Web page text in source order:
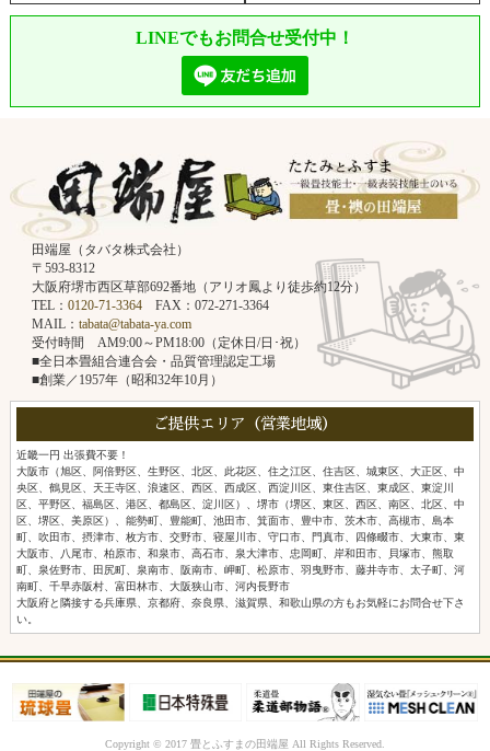
LINEでもお問合せ受付中！
田端屋（タバタ株式会社）
〒593-8312
大阪府堺市西区草部692番地（アリオ鳳より徒歩約12分）
TEL： 0120-71-3364FAX：072-271-3364
MAIL： tabata@tabata-ya.com
受付時間 AM9:00～PM18:00（定休日/日･祝）
■全日本畳組合連合会・品質管理認定工場
■創業／1957年（昭和32年10月）
ご提供エリア（営業地域）
近畿一円 出張費不要！
大阪市（旭区、阿倍野区、生野区、北区、此花区、住之江区、住吉区、城東区、大正区、中
央区、鶴見区、天王寺区、浪速区、西区、西成区、西淀川区、東住吉区、東成区、東淀川
区、平野区、福島区、港区、都島区、淀川区）、堺市（堺区、東区、西区、南区、北区、中
区、堺区、美原区）、能勢町、豊能町、池田市、箕面市、豊中市、茨木市、高槻市、島本
町、吹田市、摂津市、枚方市、交野市、寝屋川市、守口市、門真市、四條畷市、大東市、東
大阪市、八尾市、柏原市、和泉市、高石市、泉大津市、忠岡町、岸和田市、貝塚市、熊取
町、泉佐野市、田尻町、泉南市、阪南市、岬町、松原市、羽曳野市、藤井寺市、太子町、河
南町、千早赤阪村、富田林市、大阪狭山市、河内長野市
大阪府と隣接する兵庫県、京都府、奈良県、滋賀県、和歌山県の方もお気軽にお問合せ下さ
い。
Copyright © 2017 畳とふすまの田端屋 All Rights Reserved.